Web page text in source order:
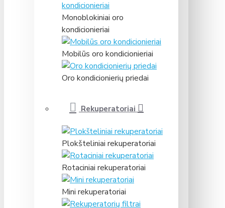
Monoblokiniai oro
kondicionieriai
Mobilūs oro kondicionieriai
Oro kondicionierių priedai
Rekuperatoriai
Plokšteliniai rekuperatoriai
Rotaciniai rekuperatoriai
Mini rekuperatoriai